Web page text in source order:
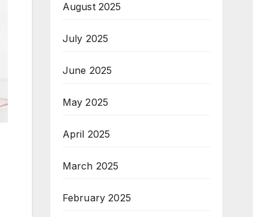
August 2025
July 2025
June 2025
May 2025
April 2025
March 2025
February 2025